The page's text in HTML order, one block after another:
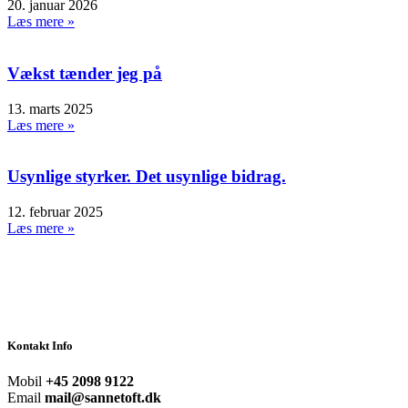
20. januar 2026
Læs mere »
Vækst tænder jeg på
13. marts 2025
Læs mere »
Usynlige styrker. Det usynlige bidrag.
12. februar 2025
Læs mere »
Kontakt Info
Mobil +45 2098 9122
Email mail@sannetoft.dk